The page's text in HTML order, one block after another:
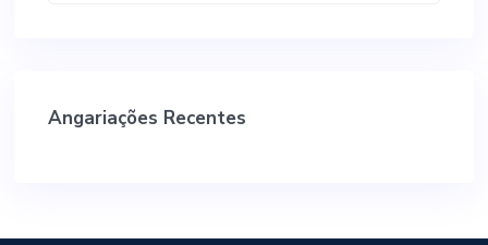
Angariações Recentes